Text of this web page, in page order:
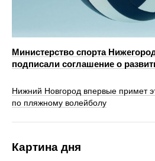
Министерство спорта
подписали соглашение о
Нижний Новгород впервые примет
по пляжному волейболу
Картина дня